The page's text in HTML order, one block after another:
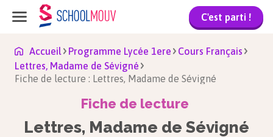
C'est parti !
Accueil Programme Lycée 1ere
Cours Français
Lettres, Madame de Sévigné
Fiche de lecture : Lettres, Madame de Sévigné
Fiche de lecture
Lettres, Madame de Sévigné